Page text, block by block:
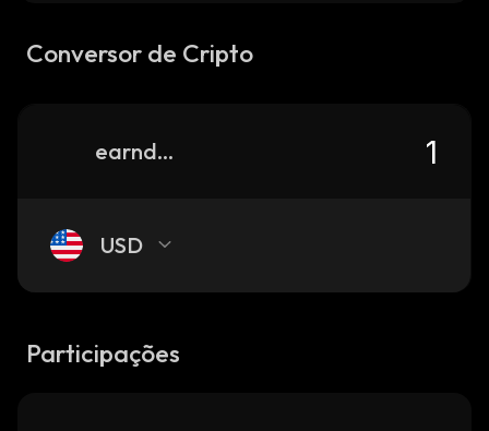
Conversor de Cripto
earndefi
USD
Participações